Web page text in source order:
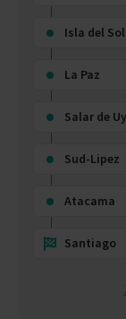
Isla del Sol
La Paz
Salar de
Sud-Lipez
Atacama
Santiago